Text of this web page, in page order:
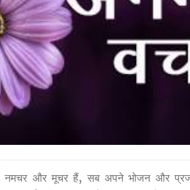
और मूचर हैं, सब अपने भोजन और